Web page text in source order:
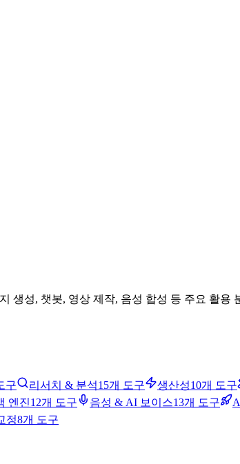
생성, 챗봇, 영상 제작, 음성 합성 등 주요 활
구 리서치 & 분석15개 도구 생산성10개 도구
엔진12개 도구 음성 & AI 보이스13개 도구
정8개 도구